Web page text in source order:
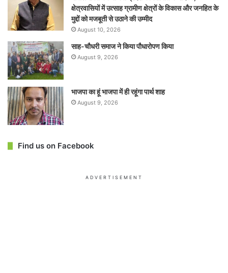
क्षेत्रवासियों में उत्साह ग्रामीण क्षेत्रों के विकास और जनहित के
मुद्दों को मजबूती से उठाने की उम्मीद
August 10, 2026
साह-चौधरी समाज ने किया पौधारोपण किया
August 9, 2026
भाजपा का हूं भाजपा में ही रहूंगा पार्थ शाह
August 9, 2026
Find us on Facebook
ADVERTISEMENT